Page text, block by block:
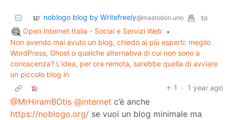
noblogo blog by Writefreely@mastodon.uno
to
Open Internet Italia - Social e Servizi Web
•
Non avendo mai avuto un blog, chiedo ai più esperti: meglio
WordPress, Ghost o qualche alternativa di cui non sono a
conoscenza? L’idea, per ora remota, sarebbe quella di avviare
un piccolo blog in
1
· 1 year ago
@MrHiramBOtis @internet c’è anche
https://noblogo.org/ se vuoi un blog minimale ma